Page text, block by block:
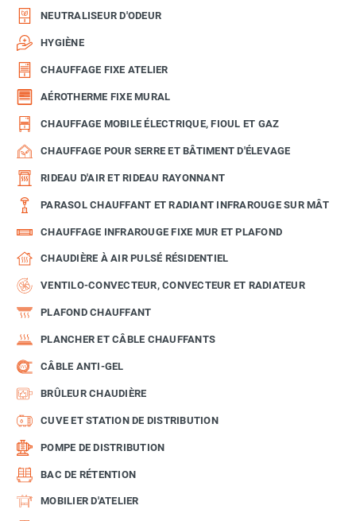
NEUTRALISEUR D'ODEUR
HYGIÈNE
CHAUFFAGE FIXE ATELIER
AÉROTHERME FIXE MURAL
CHAUFFAGE MOBILE ÉLECTRIQUE, FIOUL ET GAZ
CHAUFFAGE POUR SERRE ET BÂTIMENT D'ÉLEVAGE
RIDEAU D'AIR ET RIDEAU RAYONNANT
PARASOL CHAUFFANT ET RADIANT INFRAROUGE SUR MÂT
CHAUFFAGE INFRAROUGE FIXE MUR ET PLAFOND
CHAUDIÈRE À AIR PULSÉ RÉSIDENTIEL
VENTILO-CONVECTEUR, CONVECTEUR ET RADIATEUR
PLAFOND CHAUFFANT
PLANCHER ET CÂBLE CHAUFFANTS
CÂBLE ANTI-GEL
BRÛLEUR CHAUDIÈRE
CUVE ET STATION DE DISTRIBUTION
POMPE DE DISTRIBUTION
BAC DE RÉTENTION
MOBILIER D'ATELIER